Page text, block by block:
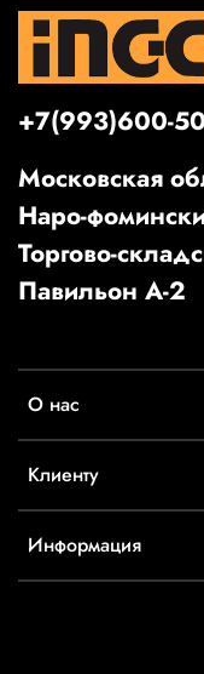
О нас
Клиенту
Информация
+7(993)600-
Московская
Наро-
Торгово-
Павильон А-2